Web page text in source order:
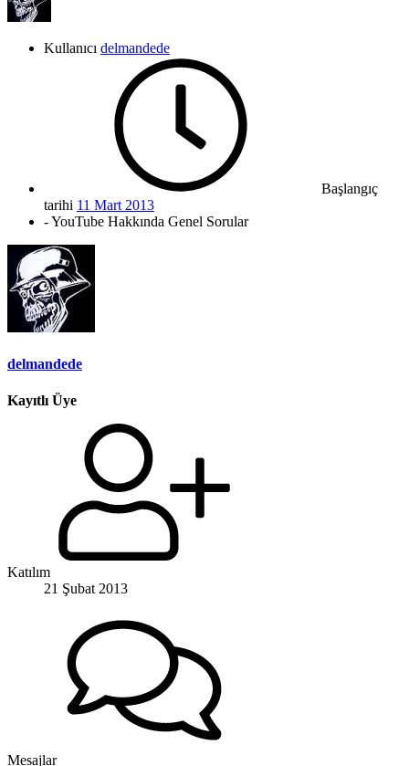
Kullanıcı delmandede
Başlangıç
tarihi 11 Mart 2013
- YouTube Hakkında Genel Sorular
delmandede
Kayıtlı Üye
Katılım
21 Şubat 2013
Mesajlar